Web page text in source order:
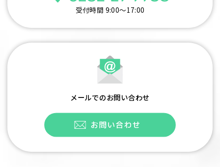
受付時間 9:00～17:00
メールでのお問い合わせ